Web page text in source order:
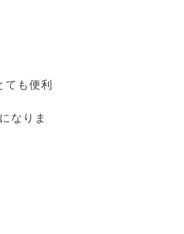
も便利
なりま